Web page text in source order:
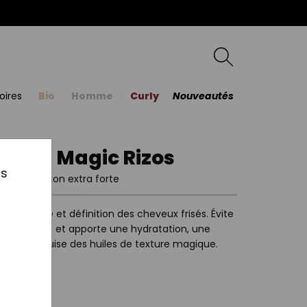
Bio Homme Curly Nouveautés
Magic Rizos
Fixation extra forte
et définition des cheveux frisés. Évite
48 heures et apporte une hydratation, une
exquise des huiles de texture magique.